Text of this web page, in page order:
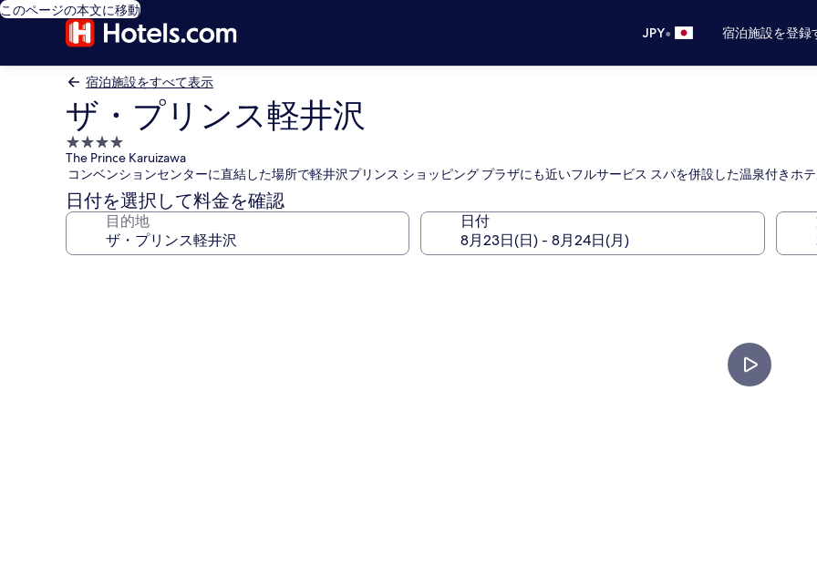
このページの本文に移動
JPY• 宿泊施設を登録
宿泊施設をすべて表示
ザ・プリンス軽井沢
4.0
つ
星
宿
泊
The Prince Karuizawa
コンベンションセンターに直結した場所で軽井沢プリンス ショッピング プラザにも近いフルサービス スパを併設した温泉付きホ
日付を選択して料金を確認
目的地 日付